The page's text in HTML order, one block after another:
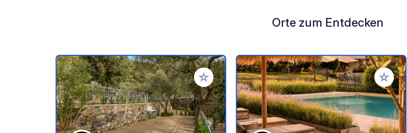
Orte zum Entdecken
Zu Ihren Favoriten hinzufügen Zu Ihren